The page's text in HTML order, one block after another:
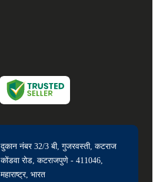
दुकान नंबर 32/3 बी, गुजरवस्ती, कटराज
कोंडवा रोड, कटराजपुणे - 411046,
महाराष्ट्र, भारत